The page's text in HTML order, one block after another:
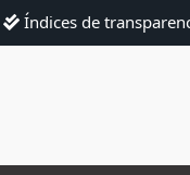
Índices de